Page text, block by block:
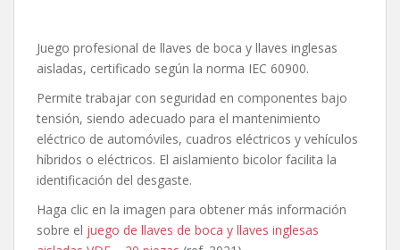
Juego profesional de llaves de boca y llaves inglesas
aisladas, certificado según la norma IEC 60900.
Permite trabajar con seguridad en componentes bajo
tensión, siendo adecuado para el mantenimiento
eléctrico de automóviles, cuadros eléctricos y vehículos
híbridos o eléctricos. El aislamiento bicolor facilita la
identificación del desgaste.
Haga clic en la imagen para obtener más información
sobre el juego de llaves de boca y llaves inglesas